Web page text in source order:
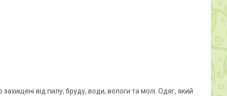
від пилу, бруду, води, вологи та молі. Одяг, який